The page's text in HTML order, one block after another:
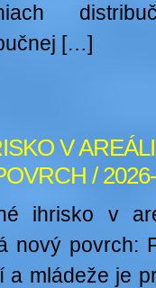
[…]
V
/
ihrisko v
nový povrch:
a mládeže je